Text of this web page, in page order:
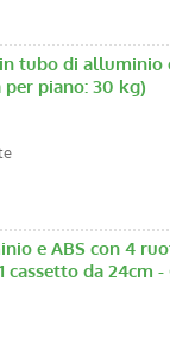
in tubo di
piano: 30 kg)
e ABS con 4
cassetto da 24cm